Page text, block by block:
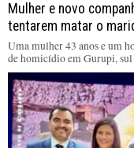
Mulher e novo
tentarem matar o
Uma mulher 43 anos e um
de homicídio em Gurupi, sul